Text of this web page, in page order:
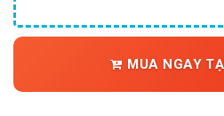
MUA NGAY